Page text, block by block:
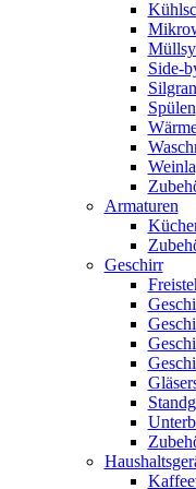
Side-
Spülen
Armaturen
Geschirr